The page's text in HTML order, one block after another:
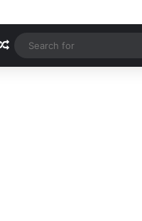
Random Article